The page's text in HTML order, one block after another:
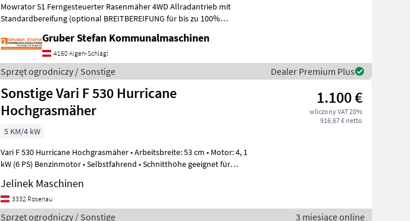
Mowrator S1 Ferngesteuerter Rasenmäher 4WD Allradantrieb mit
Standardbereifung (optional BREITBEREIFUNG für bis zu 100%
Gruber Stefan Kommunalmaschinen
4160 Aigen-Schlägl
Sprzęt ogrodniczy / Sonstige Dealer Premium Plus
Sonstige Vari F 530 Hurricane
Hochgrasmäher
1.100 €
wliczony VAT 20%
916,67 € netto
5 KM/4 kW
Vari F 530 Hurricane Hochgrasmäher • Arbeitsbreite: 53 cm • Motor: 4, 1
kW (6 PS) Benzinmotor • Selbstfahrend • Schnitthöhe geeignet für
Jelinek Maschinen
3332 Rosenau
Sprzęt ogrodniczy / Sonstige 3 miesiące online